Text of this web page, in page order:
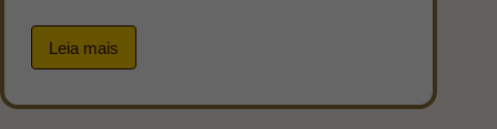
Leia mais